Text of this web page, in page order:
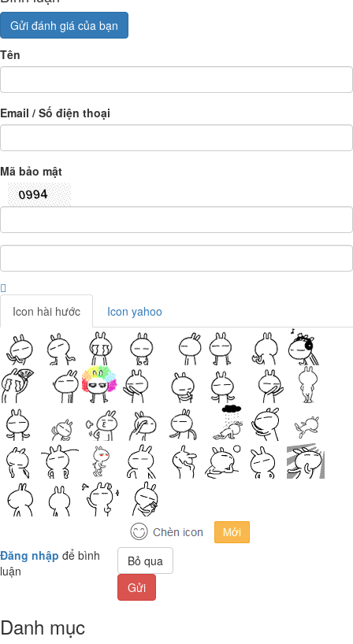
Gửi đánh giá của bạn
Tên
Email / Số điện thoại
Mã bảo mật
Icon hài hước Icon yahoo
Đăng nhập để bình
luận
Bỏ qua
Gửi
Danh mục